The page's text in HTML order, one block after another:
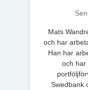
Mats
och har
Han har
och har
Swedbank